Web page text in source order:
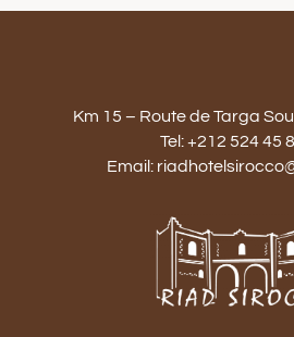
Km 15 – Route de Targa
Tel: +212 524 45
Email: